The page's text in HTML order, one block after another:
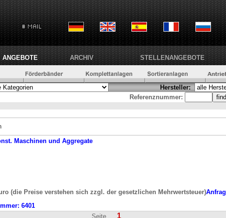
ANGEBOTE ARCHIV STELLENANGEBOTE
Hersteller:
Referenznummer:
Maschinen und Aggregate
(die Preise verstehen sich zzgl. der gesetzlichen Mehrwertsteuer)
6401
Seite
1